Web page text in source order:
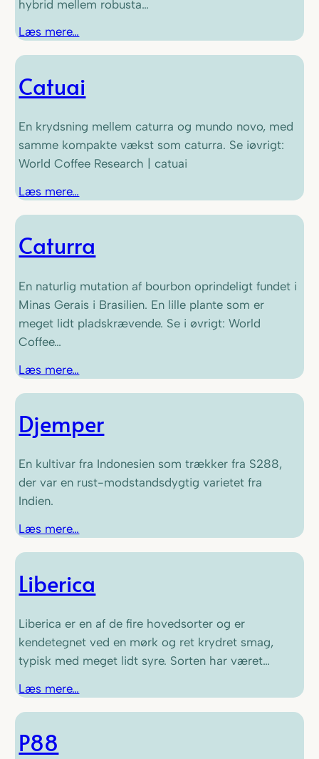
hybrid mellem robusta…
Læs mere…
Catuai
En krydsning mellem caturra og mundo novo, med
samme kompakte vækst som caturra. Se iøvrigt:
World Coffee Research | catuai
Læs mere…
Caturra
En naturlig mutation af bourbon oprindeligt fundet i
Minas Gerais i Brasilien. En lille plante som er
meget lidt pladskrævende. Se i øvrigt: World
Coffee…
Læs mere…
Djemper
En kultivar fra Indonesien som trækker fra S288,
der var en rust-modstandsdygtig varietet fra
Indien.
Læs mere…
Liberica
Liberica er en af de fire hovedsorter og er
kendetegnet ved en mørk og ret krydret smag,
typisk med meget lidt syre. Sorten har været…
Læs mere…
P88